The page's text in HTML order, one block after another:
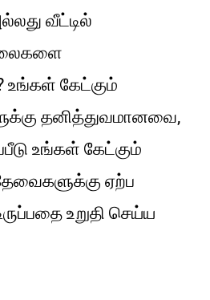
வீட்டில்
உங்கள் கேட்கும்
தனித்துவமானவை,
உங்கள் கேட்கும்
ஏற்ப
உறுதி செய்ய